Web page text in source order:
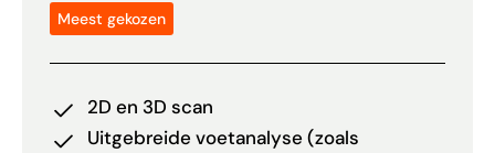
Meest gekozen
2D en 3D scan
Uitgebreide voetanalyse (zoals